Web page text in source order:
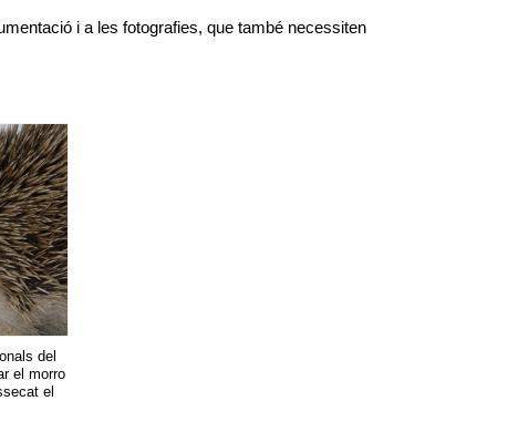
i a les fotografies, que també necessiten
del
el morro
el